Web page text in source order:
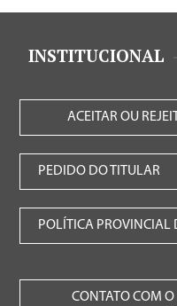
INSTITUCIONAL
ACEITAR OU
PEDIDO DO TITULAR
POLÍTICA PROVINCIAL
CONTATO COM